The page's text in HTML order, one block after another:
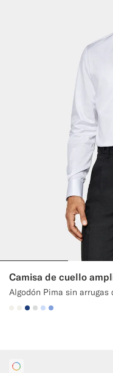
Camisa de cuello
Algodón Pima sin arrugas
#F1EFE8
#F1EFE8
#1C3D7A
#D9DADA
#CCDCF9
#82A1DC